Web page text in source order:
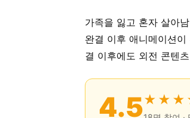
가족을 잃고 혼자 살아
완결 이후 애니메이션
결 이후에도 외전 콘텐
4.5